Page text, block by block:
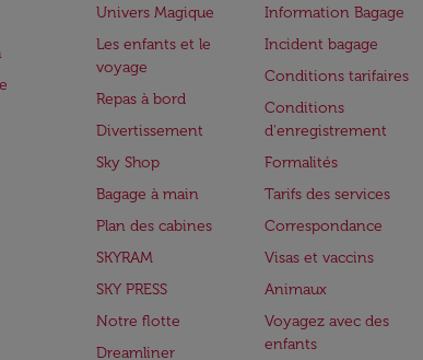
Univers Magique
Les enfants et le
voyage
Repas à bord
Divertissement
Sky Shop
Bagage à main
Plan des cabines
SKYRAM
SKY PRESS
Notre flotte
Dreamliner
Information Bagage
Incident bagage
Conditions tarifaires
Conditions
d'enregistrement
Formalités
Tarifs des services
Correspondance
Visas et vaccins
Animaux
Voyagez avec des
enfants